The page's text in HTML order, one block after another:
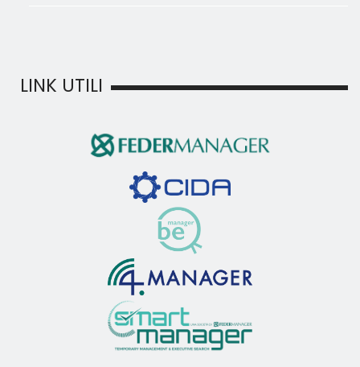
LINK UTILI